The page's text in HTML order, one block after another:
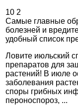
10 2
Самые главные
болезней и
удобный список
Ловите июльский
препаратов для
растений! В июле
заболевания
споры грибных
пероноспороз, ...